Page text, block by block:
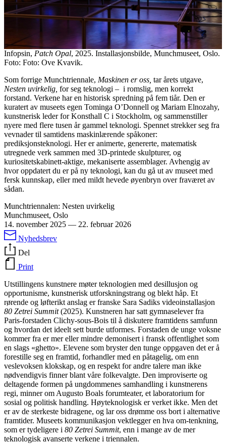
Infopsin, Patch Opal, 2025. Installasjonsbilde, Munchmuseet, Oslo.
Foto: Foto: Ove Kvavik.
Som forrige Munchtriennale, Maskinen er oss, tar årets utgave,
Nesten uvirkelig, for seg teknologi – i romslig, men korrekt
forstand. Verkene har en historisk spredning på fem tiår. Den er
kuratert av museets egen Tominga O’Donnell og Mariam Elnozahy,
kunstnerisk leder for Konsthall C i Stockholm, og sammenstiller
nyere med flere tusen år gammel teknologi. Spennet strekker seg fra
vevnader til samtidens maskinlærende spåkoner:
prediksjonsteknologi. Her er animerte, genererte, matematisk
utregnede verk sammen med 3D-printede skulpturer, og
kuriositetskabinett-aktige, mekaniserte assemblager. Avhengig av
hvor oppdatert du er på ny teknologi, kan du gå ut av museet med
fersk kunnskap, eller med mildt hevede øyenbryn over fraværet av
sådan.
Munchtriennalen: Nesten uvirkelig
Munchmuseet, Oslo
14. november 2025 — 22. februar 2026
Nyhedsbrev
Del
Print
Utstillingens kunstnere møter teknologien med desillusjon og
opportunisme, kunstnerisk utforskningstrang og blekt håp. Et
rørende og løfterikt anslag er franske Sara Sadiks videoinstallasjon
80 Zetrei Summit(2025). Kunstneren har satt gymnaselever fra
Paris-forstaden Clichy-sous-Bois til å diskutere framtidens samfunn
og hvordan det ideelt sett burde utformes. Forstaden de unge voksne
kommer fra er mer eller mindre demonisert i fransk offentlighet som
en slags «ghetto». Elevene som bryster den tunge oppgaven det er å
forestille seg en framtid, forhandler med en påtagelig, om enn
veslevoksen klokskap, og en respekt for andre talere man ikke
nødvendigvis finner blant våre folkevalgte. Den improviserte og
deltagende formen på ungdommenes samhandling i kunstnerens
regi, minner om Augusto Boals forumteater, et laboratorium for
sosial og politisk handling. Høyteknologisk er verket ikke. Men det
er av de sterkeste bidragene, og lar oss drømme oss bort i alternative
framtider. Museets kommunikasjon vektlegger en hva om-tenkning,
som er tydeligere i 80 Zetrei Summit, enn i mange av de mer
teknologisk avanserte verkene i triennalen.